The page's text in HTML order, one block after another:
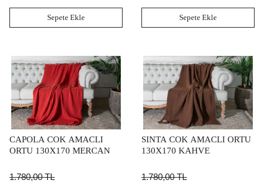
Sepete Ekle Sepete Ekle
CAPOLA COK AMACLI
ORTU 130X170 MERCAN
1.780,00TL
SINTA COK AMACLI ORTU
130X170 KAHVE
1.780,00TL